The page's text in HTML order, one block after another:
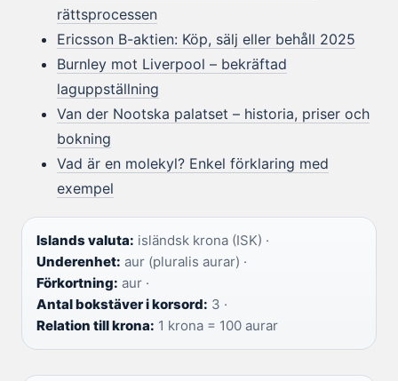
rättsprocessen
Ericsson B-aktien: Köp, sälj eller behåll 2025
Burnley mot Liverpool – bekräftad
laguppställning
Van der Nootska palatset – historia, priser och
bokning
Vad är en molekyl? Enkel förklaring med
exempel
Islands valuta: isländsk krona (ISK) ·
Underenhet: aur (pluralis aurar) ·
Förkortning: aur ·
Antal bokstäver i korsord: 3 ·
Relation till krona: 1 krona = 100 aurar